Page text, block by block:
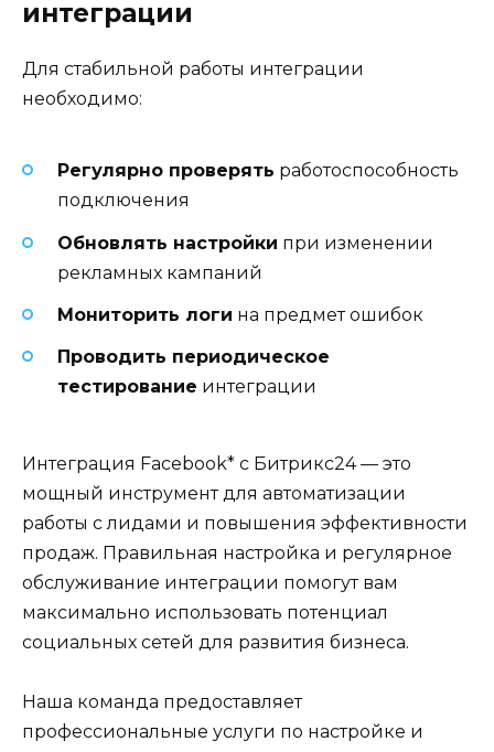
интеграции
Для стабильной работы интеграции
необходимо:
Регулярно проверять работоспособность
подключения
Обновлять настройки при изменении
рекламных кампаний
Мониторить логи на предмет ошибок
Проводить периодическое
тестирование интеграции
Интеграция Facebook* с Битрикс24 — это
мощный инструмент для автоматизации
работы с лидами и повышения эффективности
продаж. Правильная настройка и регулярное
обслуживание интеграции помогут вам
максимально использовать потенциал
социальных сетей для развития бизнеса.
Наша команда предоставляет
профессиональные услуги по настройке и